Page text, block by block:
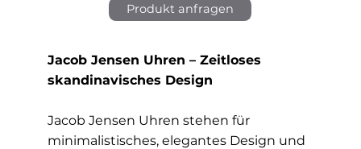
Produkt anfragen
Jacob Jensen Uhren – Zeitloses
skandinavisches Design
Jacob Jensen Uhren stehen für
minimalistisches, elegantes Design und